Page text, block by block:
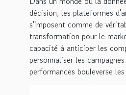
décision, les plateformes
s'imposent comme de
transformation pour le
capacité à anticiper les
personnaliser les
performances bouleverse